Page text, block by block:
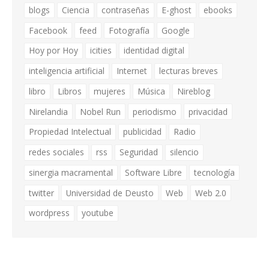
blogs
Ciencia contraseñas E-ghost
ebooks
Facebook
feed Fotografía
Google
Hoy por Hoy
icities
identidad digital
inteligencia artificial
Internet
lecturas breves
libro
Libros mujeres Música
Nireblog
Nirelandia
Nobel Run periodismo
privacidad
Propiedad Intelectual
publicidad
Radio
redes sociales
rss Seguridad
silencio
sinergia macramental
Software Libre
tecnología
twitter
Universidad de Deusto Web
Web 2.0
wordpress
youtube